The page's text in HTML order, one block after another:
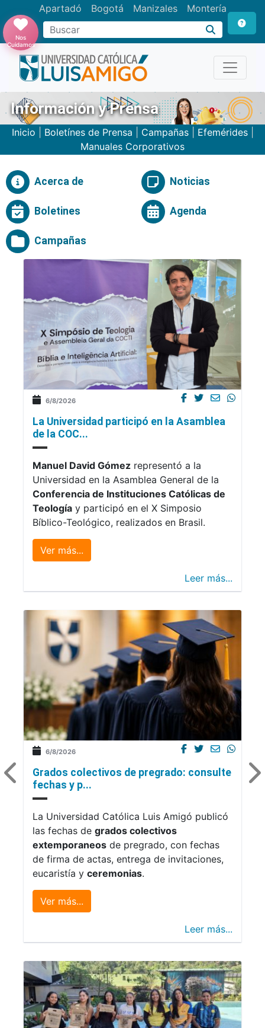
Apartadó Bogotá Manizales Montería
Buscar
Nos
Cuidamos
Información y Prensa
Inicio Boletínes de Prensa Campañas Efemérides
Manuales Corporativos
Acerca de Noticias
Boletines Agenda
Campañas
6/8/2026
La Universidad participó en la Asamblea
de la COC...
Manuel David Gómez representó a la
Universidad en la Asamblea General de la
Conferencia de Instituciones Católicas de
Teología y participó en el X Simposio
Bíblico-Teológico, realizados en Brasil.
Ver más...
Leer más...
6/8/2026
Grados colectivos de pregrado: consulte
fechas y p...
La Universidad Católica Luis Amigó publicó
las fechas de grados colectivos
extemporaneos de pregrado, con fechas
de firma de actas, entrega de invitaciones,
eucaristía y ceremonias.
Ver más...
Leer más...